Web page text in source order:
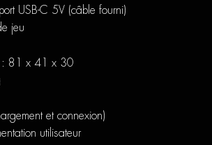
USB-C 5V (câble fourni)
jeu
: 81 x 41 x 30
et connexion)
utilisateur